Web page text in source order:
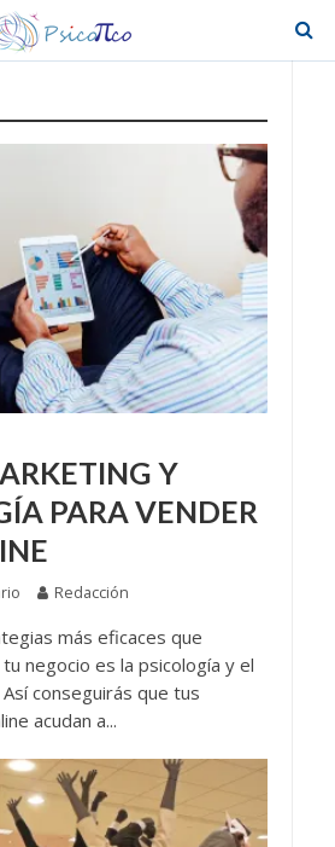
Y
PARA VENDER
Redacción
más eficaces que
negocio es la psicología y el
conseguirás que tus
acudan a...